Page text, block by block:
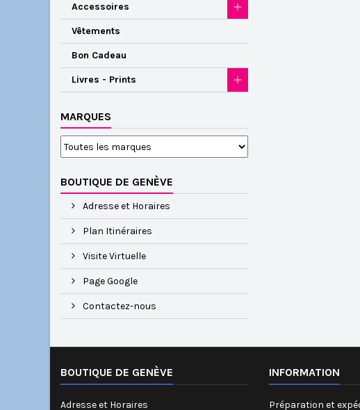
Accessoires
Vêtements
Bon Cadeau
Livres - Prints
MARQUES
BOUTIQUE DE GENÈVE
Adresse et Horaires
Plan Itinéraires
Visite Virtuelle
Page Google
Contactez-nous
BOUTIQUE DE GENÈVE
Adresse et Horaires
INFORMATION
Préparation et